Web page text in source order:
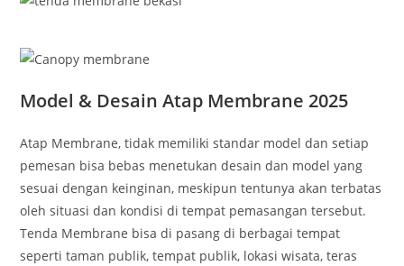
Model & Desain Atap Membrane 2025
Atap Membrane, tidak memiliki standar model dan setiap
pemesan bisa bebas menetukan desain dan model yang
sesuai dengan keinginan, meskipun tentunya akan terbatas
oleh situasi dan kondisi di tempat pemasangan tersebut.
Tenda Membrane bisa di pasang di berbagai tempat
seperti taman publik, tempat publik, lokasi wisata, teras